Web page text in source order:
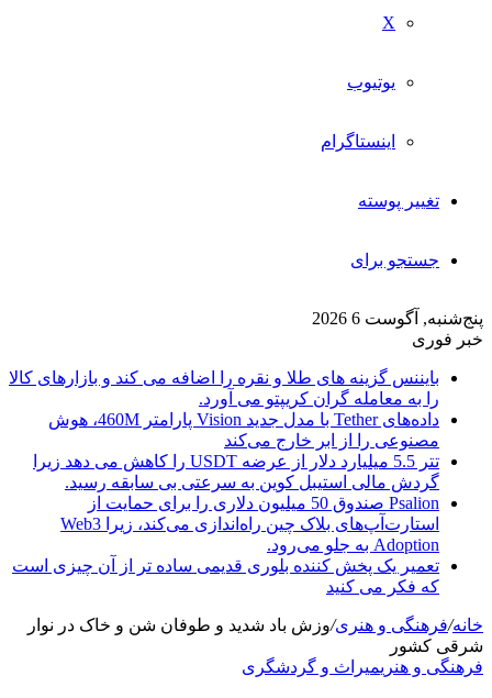
X
یوتیوب
اینستاگرام
تغییر پوسته
جستجو برای
پنج‌شنبه, آگوست 6 2026
خبر فوری
بایننس گزینه های طلا و نقره را اضافه می کند و بازارهای کالا
را به معامله گران کریپتو می آورد.
داده‌های Tether با مدل جدید Vision پارامتر 460M، هوش
مصنوعی را از ابر خارج می‌کند
تتر 5.5 میلیارد دلار از عرضه USDT را کاهش می دهد زیرا
گردش مالی استیبل کوین به سرعتی بی سابقه رسید.
Psalion صندوق 50 میلیون دلاری را برای حمایت از
استارت‌آپ‌های بلاک چین راه‌اندازی می‌کند، زیرا Web3
Adoption به جلو می‌رود.
تعمیر یک پخش کننده بلوری قدیمی ساده تر از آن چیزی است
که فکر می کنید
خانه/فرهنگی و هنری/وزش باد شدید و طوفان شن و خاک در نوار
شرقی کشور
فرهنگی و هنریمیراث و گردشگری